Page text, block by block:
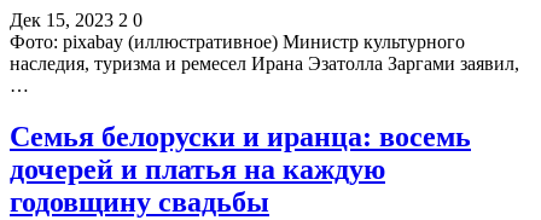
Дек 15, 2023 2 0
Фото: pixabay (иллюстративное) Министр культурного
наследия, туризма и ремесел Ирана Эзатолла Заргами заявил,
…
Семья белоруски и иранца: восемь
дочерей и платья на каждую
годовщину свадьбы